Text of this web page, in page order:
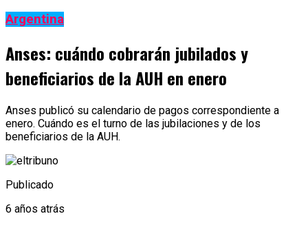
Argentina
Anses: cuándo cobrarán jubilados y
beneficiarios de la AUH en enero
Anses publicó su calendario de pagos correspondiente a
enero. Cuándo es el turno de las jubilaciones y de los
beneficiarios de la AUH.
Publicado
6 años atrás